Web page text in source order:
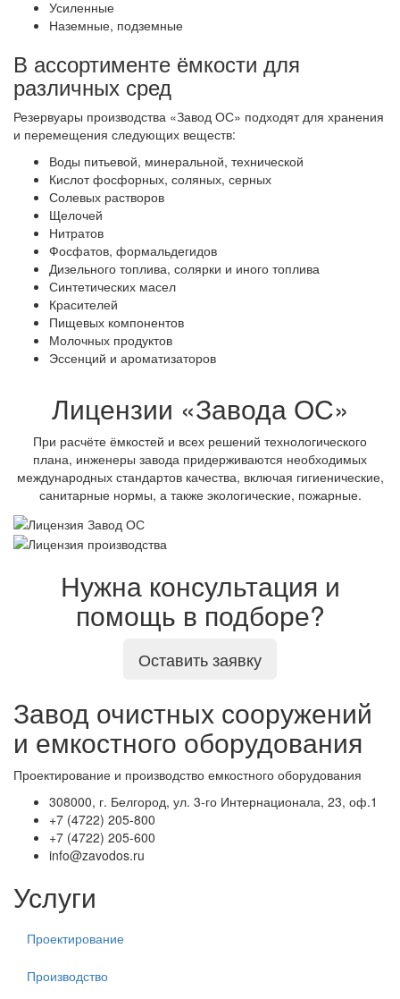
Усиленные
Наземные, подземные
В ассортименте ёмкости для
различных сред
Резервуары производства «Завод ОС» подходят для хранения
и перемещения следующих веществ:
Воды питьевой, минеральной, технической
Кислот фосфорных, соляных, серных
Солевых растворов
Щелочей
Нитратов
Фосфатов, формальдегидов
Дизельного топлива, солярки и иного топлива
Синтетических масел
Красителей
Пищевых компонентов
Молочных продуктов
Эссенций и ароматизаторов
Лицензии «Завода ОС»
При расчёте ёмкостей и всех решений технологического
плана, инженеры завода придерживаются необходимых
международных стандартов качества, включая гигиенические,
санитарные нормы, а также экологические, пожарные.
Нужна консультация и
помощь в подборе?
Оставить заявку
Завод очистных сооружений
и емкостного оборудования
Проектирование и производство емкостного оборудования
308000, г. Белгород, ул. 3-го Интернационала, 23, оф.1
+7 (4722) 205-800
+7 (4722) 205-600
info@zavodos.ru
Услуги
Проектирование
Производство